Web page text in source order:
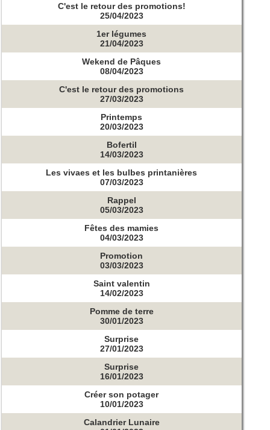
C'est le retour des promotions!
25/04/2023
1er légumes
21/04/2023
Wekend de Pâques
08/04/2023
C'est le retour des promotions
27/03/2023
Printemps
20/03/2023
Bofertil
14/03/2023
Les vivaes et les bulbes printanières
07/03/2023
Rappel
05/03/2023
Fêtes des mamies
04/03/2023
Promotion
03/03/2023
Saint valentin
14/02/2023
Pomme de terre
30/01/2023
Surprise
27/01/2023
Surprise
16/01/2023
Créer son potager
10/01/2023
Calandrier Lunaire